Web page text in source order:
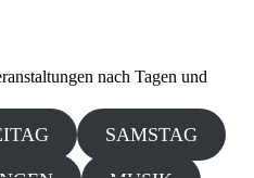
nach Tagen und
SAMSTAG